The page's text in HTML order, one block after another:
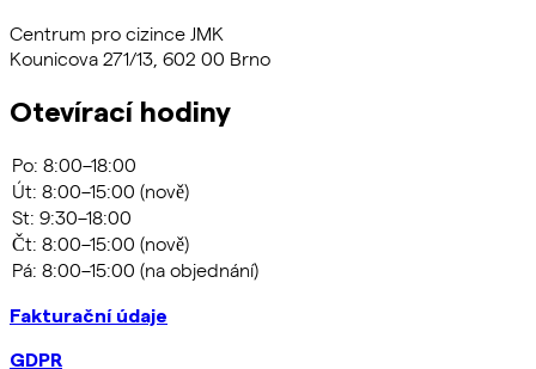
Centrum pro cizince JMK
Kounicova 271/13, 602 00 Brno
Otevírací hodiny
Fakturační údaje
GDPR